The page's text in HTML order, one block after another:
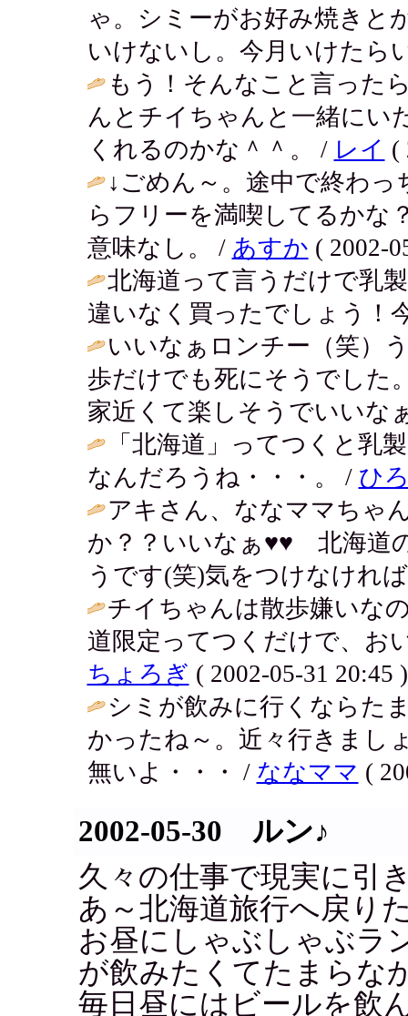
ゃ。シミーがお好み焼きと
いけないし。今月いけたら
もう！そんなこと言った
んとチイちゃんと一緒にい
くれるのかな＾＾。 / レイ (
↓ごめん～。途中で終わ
らフリーを満喫してるかな
意味なし。 / あすか ( 2002-
北海道って言うだけで乳
違いなく買ったでしょう！
いいなぁロンチー（笑）
歩だけでも死にそうでした
家近くて楽しそうでいいな
「北海道」ってつくと乳
なんだろうね・・・。 / ひ
アキさん、ななママちゃ
か？？いいなぁ♥♥ 北海道
うです(笑)気をつけなけれ
チイちゃんは散歩嫌いな
道限定ってつくだけで、お
ちょろぎ ( 2002-05-31 20:45 )
シミが飲みに行くならた
かったね～。近々行きまし
無いよ・・・ / ななママ (
2002-05-30 ルン♪
久々の仕事で現実に引
あ～北海道旅行へ戻り
お昼にしゃぶしゃぶラ
が飲みたくてたまらな
毎日昼にはビールを飲